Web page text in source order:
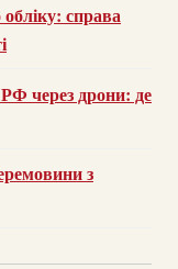
справа
РФ через дрони: де
з